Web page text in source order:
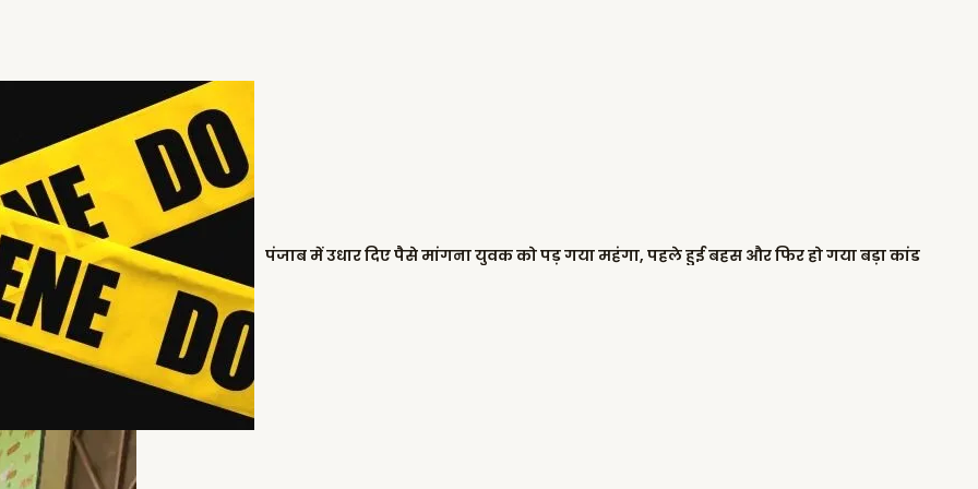
पंजाब में उधार दिए पैसे मांगना युवक को पड़ गया महंगा, पहले हुई बहस और फिर हो गया बड़ा कांड